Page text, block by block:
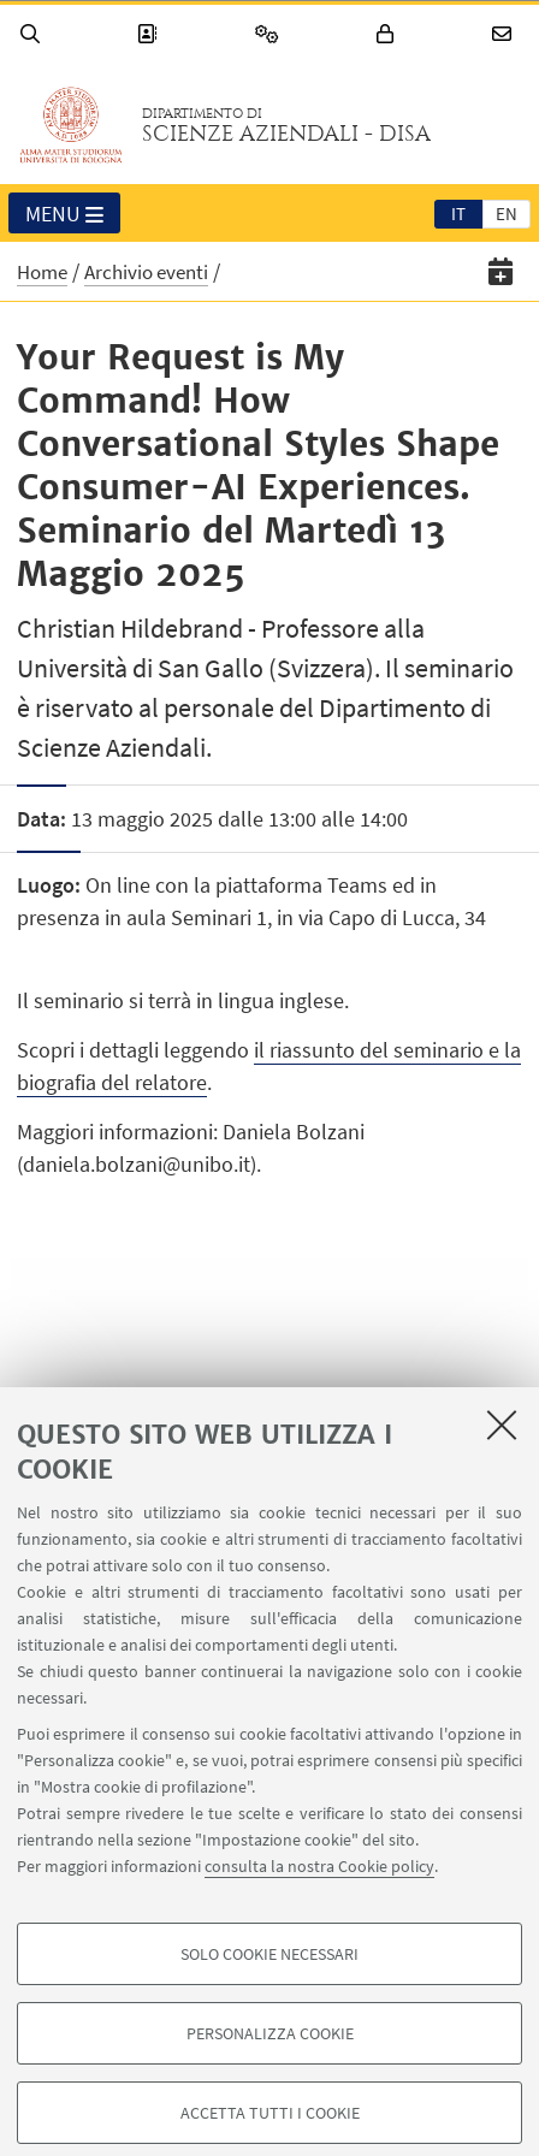
QUESTO SITO WEB UTILIZZA I
COOKIE
Nel nostro sito utilizziamo sia cookie tecnici necessari per il suo
funzionamento, sia cookie e altri strumenti di tracciamento facoltativi
che potrai attivare solo con il tuo consenso.
Cookie e altri strumenti di tracciamento facoltativi sono usati per
analisi statistiche, misure sull'efficacia della comunicazione
istituzionale e analisi dei comportamenti degli utenti.
Se chiudi questo banner continuerai la navigazione solo con i cookie
necessari.
Puoi esprimere il consenso sui cookie facoltativi attivando l'opzione in
"Personalizza cookie" e, se vuoi, potrai esprimere consensi più specifici
in "Mostra cookie di profilazione".
Potrai sempre rivedere le tue scelte e verificare lo stato dei consensi
rientrando nella sezione "Impostazione cookie" del sito.
Per maggiori informazioniconsulta la nostra Cookie policy.
COOKIE DI PROFILAZIONE - FACOLTATIVI
degli utenti, creare profili in base al loro comportamento sul sito, per analisi
di marketing.
Google/Youtube Video
SOLO COOKIE NECESSARI
PERSONALIZZA COOKIE
ACCETTA TUTTI I COOKIE
DIPARTIMENTO DI
SCIENZE AZIENDALI - DISA
IT EN
MENU
Home Archivio eventi
Your Request is My
Command! How
Conversational Styles Shape
Consumer-AI Experiences.
Seminario del Martedì 13
Maggio 2025
Christian Hildebrand - Professore alla
Università di San Gallo (Svizzera). Il seminario
è riservato al personale del Dipartimento di
Scienze Aziendali.
Data: 13 maggio 2025 dalle 13:00 alle 14:00
Luogo: On line con la piattaforma Teams ed in
presenza in aula Seminari 1, in via Capo di Lucca, 34
Il seminario si terrà in lingua inglese.
Scopri i dettagli leggendo il riassunto del seminario e la
biografia del relatore.
Maggiori informazioni: Daniela Bolzani
(daniela.bolzani@unibo.it).
Area riservata
Contatti
SEGUI IL DIPARTIMENTO SU:
SEGUI UNIBO SU:
APP:
©Copyright 2026 - ALMA MATER STUDIORUM - Università di
Bologna - Via Zamboni, 33 - 40126 Bologna - PI: 01131710376 - CF:
80007010376
Privacy
Note legali
Informazioni sul sito e accessibilità
Impostazioni Cookie